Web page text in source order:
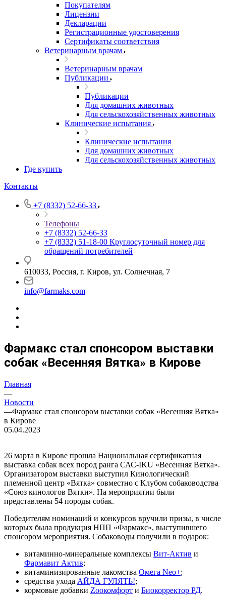
Покупателям
Лицензии
Декларации
Регистрационные удостоверения
Сертификаты соответствия
Ветеринарным врачам
Ветеринарным врачам
Публикации
Публикации
Для домашних животных
Для сельскохозяйственных животных
Клинические испытания
Клинические испытания
Для домашних животных
Для сельскохозяйственных животных
Где купить
Контакты
+7 (8332) 52-66-33
Телефоны
+7 (8332) 52-66-33
+7 (8332) 51-18-00 Круглосуточный номер для
обращений потребителей
610033, Россия, г. Киров, ул. Солнечная, 7
info@farmaks.com
Фармакс стал спонсором выставки
собак «Весенняя Вятка» в Кирове
Главная
—
Новости
—Фармакс стал спонсором выставки собак «Весенняя Вятка»
в Кирове
05.04.2023
26 марта в Кирове прошла Национальная сертификатная
выставка собак всех пород ранга САС-IKU «Весенняя Вятка».
Организатором выставки выступил Кинологический
племенной центр «Вятка» совместно с Клубом собаководства
«Союз кинологов Вятки». На мероприятии были
представлены 54 породы собак.
Победителям номинаций и конкурсов вручили призы, в числе
которых была продукция НПП «Фармакс», выступившего
спонсором мероприятия. Собаководы получили в подарок:
витаминно-минеральные комплексы Вит-Актив и
Фармавит Актив;
витаминизированные лакомства Омега Neo+;
средства ухода АЙДА ГУЛЯТЬ!;
кормовые добавки Zooкомфорт и Биокорректор РД.